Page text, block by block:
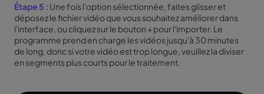
Étape 5 : Une fois l'option sélectionnée, faites glisser et
déposez le fichier vidéo que vous souhaitez améliorer dans
l'interface, ou cliquez sur le bouton + pour l'importer. Le
programme prend en charge les vidéos jusqu'à 30 minutes
de long, donc si votre vidéo est trop longue, veuillez la diviser
en segments plus courts pour le traitement.